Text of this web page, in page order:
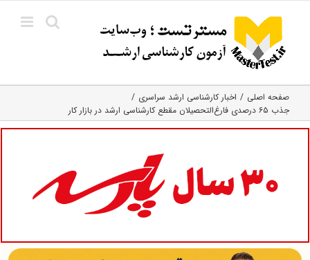
content
صفحه اصلی
اخبار کارشناسی ارشد سراسری
جذب ۶۵ درصدی فارغ‌التحصیلان مقطع کارشناسی ارشد در بازار کار